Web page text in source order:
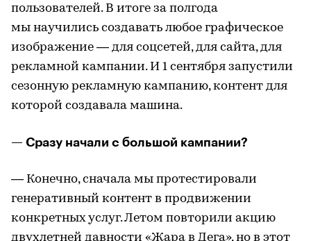
пользователей. В итоге за полгода
мы научились создавать любое графическое
изображение — для соцсетей, для сайта, для
рекламной кампании. И 1 сентября запустили
сезонную рекламную кампанию, контент для
которой создавала машина.
— Сразу начали с большой кампании?
— Конечно, сначала мы протестировали
генеративный контент в продвижении
конкретных услуг. Летом повторили акцию
двухлетней давности «Жара в Дега», но в этот